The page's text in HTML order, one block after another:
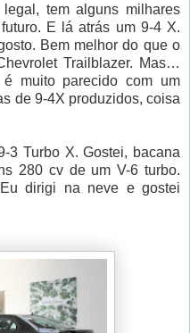
tem alguns milhares
E lá atrás um 9-4 X.
Bem melhor do que o
Trailblazer. Mas…
muito parecido com um
de 9-4X produzidos, coisa
3 Turbo X. Gostei, bacana
280 cv de um V-6 turbo.
dirigi na neve e gostei